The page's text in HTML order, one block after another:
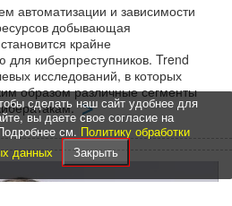
автоматизации и зависимости
добывающая
крайне
киберпреступников. Trend
исследований, в которых
образом различные сегменты
сделать наш сайт удобнее для
вы даете свое согласие на
см. Политику обработки
данных
Закрыть